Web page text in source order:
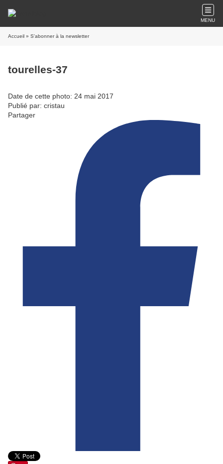
MENU
Accueil » S'abonner à la newsletter
tourelles-37
Date de cette photo: 24 mai 2017
Publié par: cristau
Partager